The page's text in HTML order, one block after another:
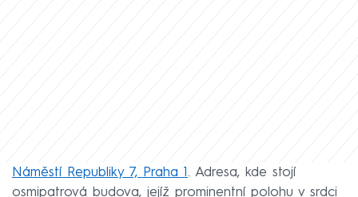
Náměstí Republiky 7, Praha 1. Adresa, kde stojí
osmipatrová budova, jejíž prominentní polohu v srdci